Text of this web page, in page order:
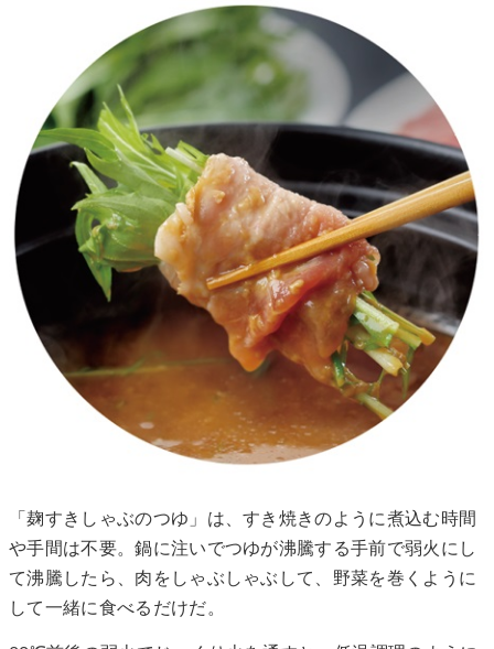
「麹すきしゃぶのつゆ」は、すき焼きのように煮込む時間
や手間は不要。鍋に注いでつゆが沸騰する手前で弱火にし
て沸騰したら、肉をしゃぶしゃぶして、野菜を巻くように
して一緒に食べるだけだ。